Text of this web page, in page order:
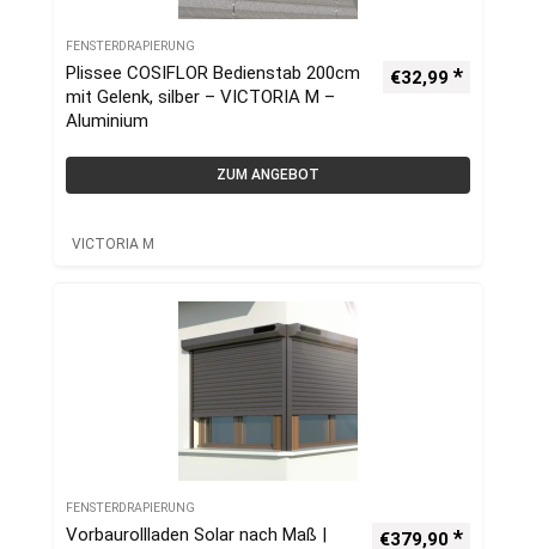
FENSTERDRAPIERUNG
Plissee COSIFLOR Bedienstab 200cm
mit Gelenk, silber – VICTORIA M –
Aluminium
€32,99
ZUM ANGEBOT
VICTORIA M
FENSTERDRAPIERUNG
Vorbaurollladen Solar nach Maß |
€379,90